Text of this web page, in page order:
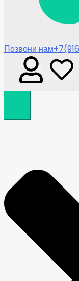
Позвони нам